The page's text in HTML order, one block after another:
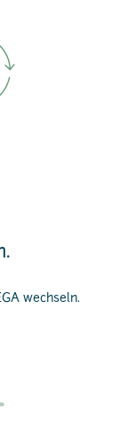
wechseln.